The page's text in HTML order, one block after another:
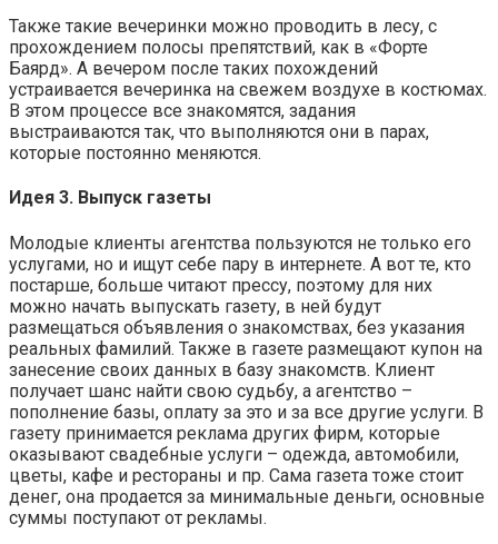
Также такие вечеринки можно проводить в лесу, с
прохождением полосы препятствий, как в «Форте
Баярд». А вечером после таких похождений
устраивается вечеринка на свежем воздухе в костюмах.
В этом процессе все знакомятся, задания
выстраиваются так, что выполняются они в парах,
которые постоянно меняются.
Идея 3. Выпуск газеты
Молодые клиенты агентства пользуются не только его
услугами, но и ищут себе пару в интернете. А вот те, кто
постарше, больше читают прессу, поэтому для них
можно начать выпускать газету, в ней будут
размещаться объявления о знакомствах, без указания
реальных фамилий. Также в газете размещают купон на
занесение своих данных в базу знакомств. Клиент
получает шанс найти свою судьбу, а агентство –
пополнение базы, оплату за это и за все другие услуги. В
газету принимается реклама других фирм, которые
оказывают свадебные услуги – одежда, автомобили,
цветы, кафе и рестораны и пр. Сама газета тоже стоит
денег, она продается за минимальные деньги, основные
суммы поступают от рекламы.